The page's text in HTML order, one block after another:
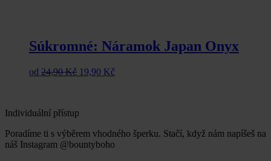
Súkromné: Náramok Japan Onyx
od 24,90Kč 19,90 Kč
Individuální přístup
Poradíme ti s výběrem vhodného šperku. Stačí, když nám napíšeš na
náš Instagram @bountyboho